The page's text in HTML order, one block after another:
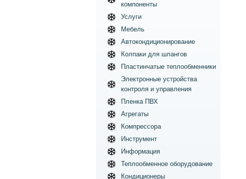
компоненты
Услуги
Мебель
Автокондиционирование
Колпаки для шлангов
Пластинчатые теплообменники
Электронные устройства
контроля и управления
Пленка ПВХ
Агрегаты
Компрессора
Инструмент
Информация
Теплообменное оборудование
Кондиционеры